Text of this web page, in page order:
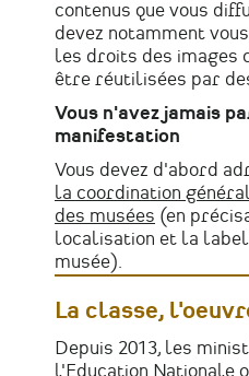
contenus que vous
devez notamment
les droits des images
être réutilisées par
Vous n'avez jamais
manifestation
Vous devez d'abord
la coordination
des musées (en
localisation et la
musée).
La classe,
Depuis 2013, les
l'Education Nationale